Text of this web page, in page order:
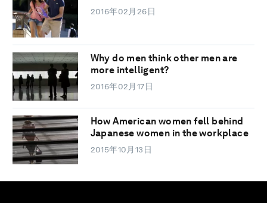
2016年02月26日
Why do men think other men are
more intelligent?
2016年02月17日
How American women fell behind
Japanese women in the workplace
2015年10月13日